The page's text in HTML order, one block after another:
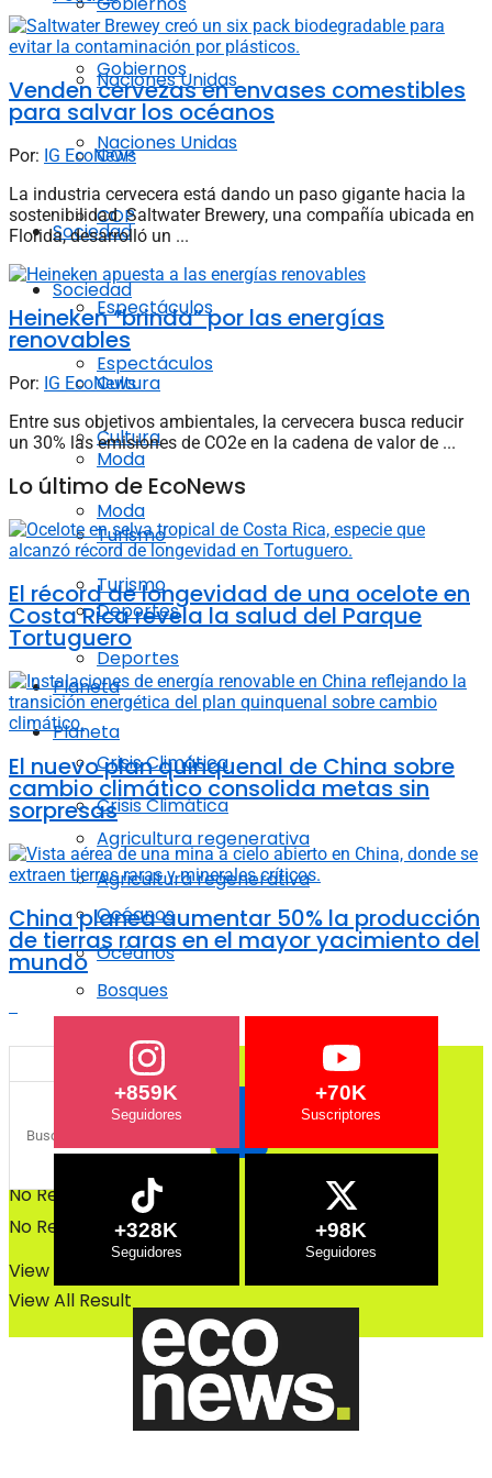
Naciones Unidas
COP
Sociedad
Espectáculos
Cultura
Moda
Turismo
Deportes
Planeta
Crisis Climática
Agricultura regenerativa
Océanos
Bosques
No Result
View All Result
Gobiernos
Naciones Unidas
COP
Sociedad
Espectáculos
Cultura
Moda
Turismo
Deportes
Planeta
Crisis Climática
Agricultura regenerativa
Océanos
No Result
View All Result
Venden cervezas en envases comestibles
para salvar los océanos
Por: IG EcoNews
La industria cervecera está dando un paso gigante hacia la
sostenibilidad. Saltwater Brewery, una compañía ubicada en
Florida, desarrolló un ...
Heineken “brinda” por las energías
renovables
Por: IG EcoNews
Entre sus objetivos ambientales, la cervecera busca reducir
un 30% las emisiones de CO2e en la cadena de valor de ...
Lo último de EcoNews
El récord de longevidad de una ocelote en
Costa Rica revela la salud del Parque
Tortuguero
El nuevo plan quinquenal de China sobre
cambio climático consolida metas sin
sorpresas
China planea aumentar 50% la producción
de tierras raras en el mayor yacimiento del
mundo
+859K +70K
+328K +98K